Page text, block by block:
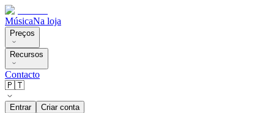
MúsicaNa loja
Preços
Recursos
Contacto
🇵🇹
Entrar Criar conta